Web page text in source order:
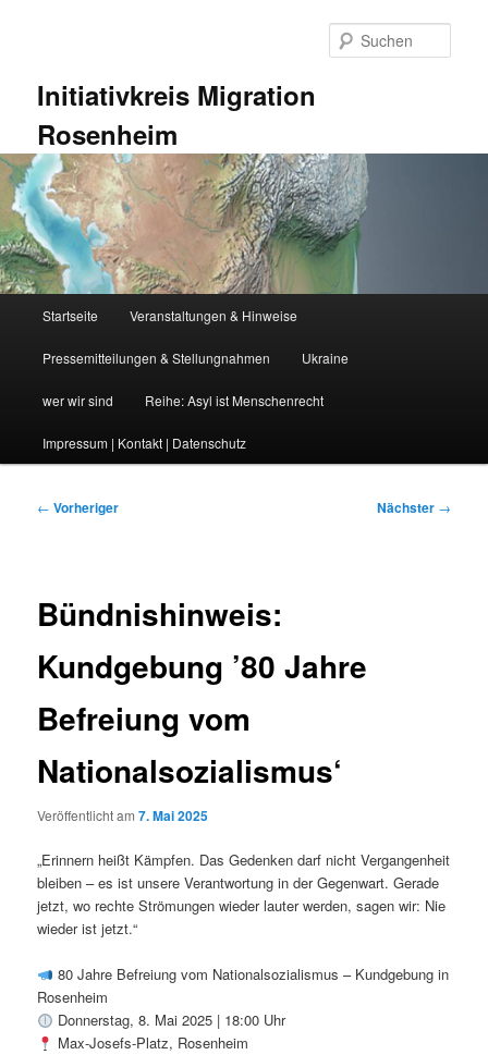
Initiativkreis Migration
Rosenheim
Startseite Veranstaltungen & Hinweise
Pressemitteilungen & Stellungnahmen Ukraine
wer wir sind Reihe: Asyl ist Menschenrecht
Impressum | Kontakt | Datenschutz
Beitragsnavigation
← Vorheriger Nächster →
Bündnishinweis:
Kundgebung ’80 Jahre
Befreiung vom
Nationalsozialismus‘
Veröffentlicht am7. Mai 2025
„Erinnern heißt Kämpfen. Das Gedenken darf nicht Vergangenheit
bleiben – es ist unsere Verantwortung in der Gegenwart. Gerade
jetzt, wo rechte Strömungen wieder lauter werden, sagen wir: Nie
wieder ist jetzt.“
80 Jahre Befreiung vom Nationalsozialismus – Kundgebung in
Rosenheim
Donnerstag, 8. Mai 2025 | 18:00 Uhr
Max-Josefs-Platz, Rosenheim